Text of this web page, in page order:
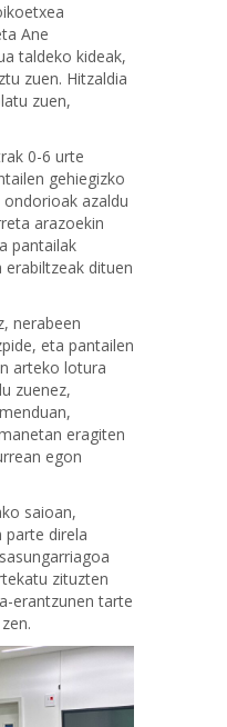
Ane
taldeko kideak,
zuen. Hitzaldia
zuen,
0-6 urte
gehiegizko
azaldu
arazoekin
pantailak
erabiltzeak dituen
nerabeen
eta pantailen
arteko lotura
zuenez,
eragiten
egon
saioan,
parte direla
zituzten
erantzunen tarte